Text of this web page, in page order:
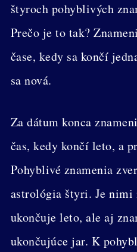
štyroch pohyblivých
Prečo je to tak?
čase, kedy sa končí
sa nová.
Za dátum konca
čas, kedy končí leto, a
Pohyblivé znamenia
astrológia štyri. Je nimi
ukončuje leto, ale aj
ukončujúce jar. K